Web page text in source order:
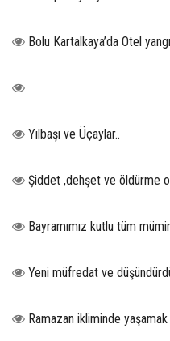
Bolu Kartalkaya’da Otel
Yılbaşı ve Üçaylar..
Şiddet ,dehşet ve öldürme
Bayramımız kutlu tüm
Yeni müfredat ve
Ramazan ikliminde